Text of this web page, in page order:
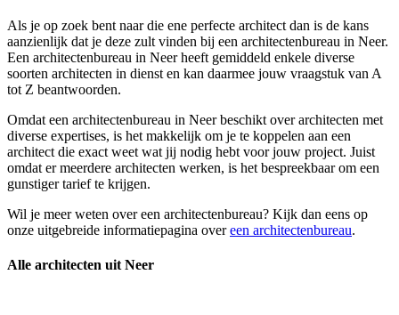
Als je op zoek bent naar die ene perfecte architect dan is de kans
aanzienlijk dat je deze zult vinden bij een architectenbureau in Neer.
Een architectenbureau in Neer heeft gemiddeld enkele diverse
soorten architecten in dienst en kan daarmee jouw vraagstuk van A
tot Z beantwoorden.
Omdat een architectenbureau in Neer beschikt over architecten met
diverse expertises, is het makkelijk om je te koppelen aan een
architect die exact weet wat jij nodig hebt voor jouw project. Juist
omdat er meerdere architecten werken, is het bespreekbaar om een
gunstiger tarief te krijgen.
Wil je meer weten over een architectenbureau? Kijk dan eens op
onze uitgebreide informatiepagina overeen architectenbureau.
Alle architecten uit Neer